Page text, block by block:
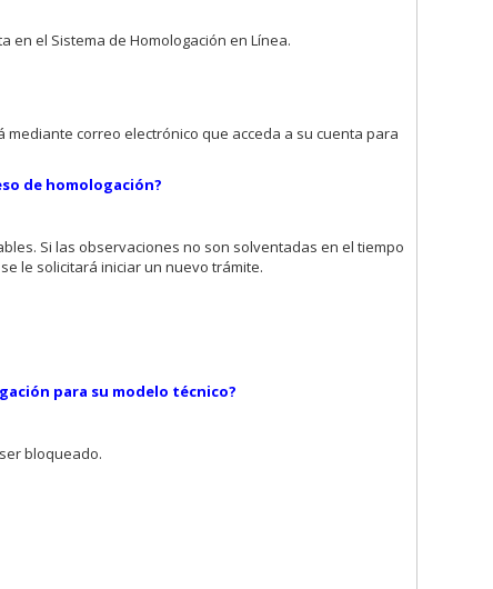
en el Sistema de Homologación en Línea.
correo electrónico que acceda a su cuenta para
de homologación?
Si las observaciones no son solventadas en el tiempo
le solicitará iniciar un nuevo trámite.
para su modelo técnico?
bloqueado.